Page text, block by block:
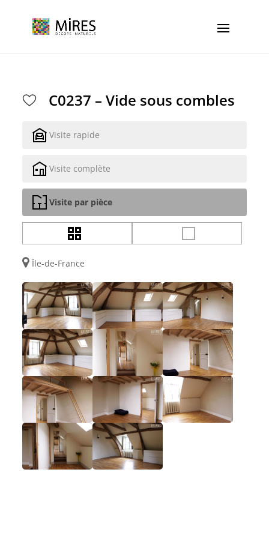
C0237 – Vide sous combles
Visite rapide
Visite complète
Visite par pièce
Île-de-France